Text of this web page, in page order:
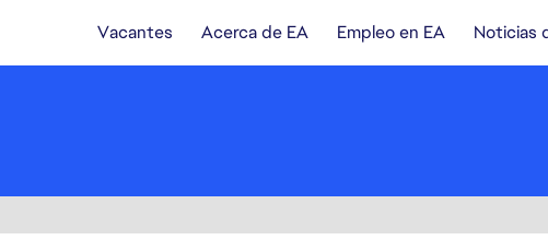
Vacantes Acerca de EA Empleo en EA Noticias